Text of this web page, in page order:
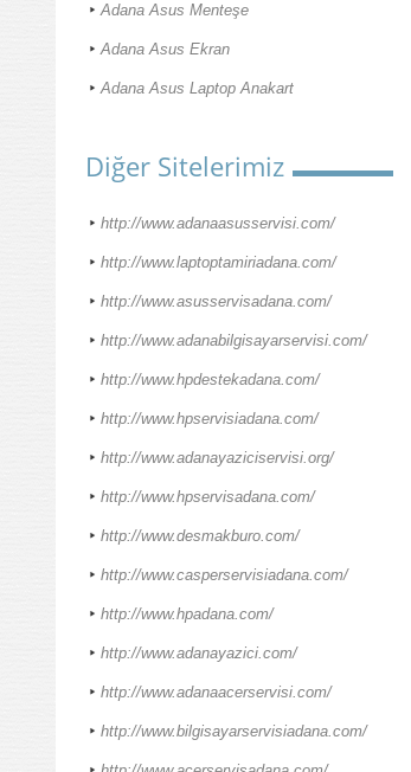
Adana Asus Menteşe
Adana Asus Ekran
Adana Asus Laptop Anakart
Diğer Sitelerimiz
http://www.adanaasusservisi.com/
http://www.laptoptamiriadana.com/
http://www.asusservisadana.com/
http://www.adanabilgisayarservisi.com/
http://www.hpdestekadana.com/
http://www.hpservisiadana.com/
http://www.adanayaziciservisi.org/
http://www.hpservisadana.com/
http://www.desmakburo.com/
http://www.casperservisiadana.com/
http://www.hpadana.com/
http://www.adanayazici.com/
http://www.adanaacerservisi.com/
http://www.bilgisayarservisiadana.com/